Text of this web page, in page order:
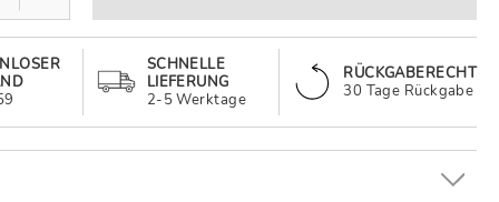
SCHNELLE
LIEFERUNG
2-5 Werktage
RÜCKGABERECHT
30 Tage Rückgabe